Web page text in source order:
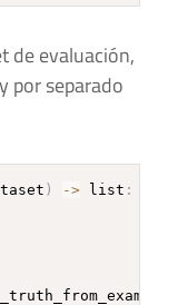
de evaluación,
por separado
) -> list :